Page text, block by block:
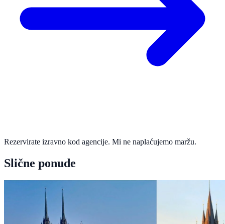
Rezervirate izravno kod agencije. Mi ne naplaćujemo maržu.
Slične ponude